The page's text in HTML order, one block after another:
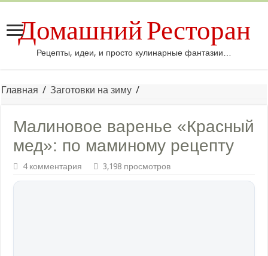
Домашний Ресторан
Рецепты, идеи, и просто кулинарные фантазии…
Главная / Заготовки на зиму /
Малиновое варенье «Красный
мед»: по маминому рецепту
4 комментария 3,198 просмотров